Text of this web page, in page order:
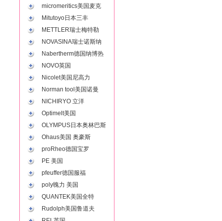
micromeritics美国麦克
Mitutoyo日本三丰
METTLER瑞士梅特勒
NOVASINA瑞士诺斯纳
Nabertherm德国纳博热
NOVO英国
Nicolet美国尼高力
Norman tool美国诺曼
NICHIRYO 立洋
Optimelt美国
OLYMPUS日本奥林巴斯
Ohaus美国 奥豪斯
proRheo德国宝罗
PE 美国
pfeuffer德国服福
poly魄力 美国
QUANTEK美国全特
Rudolph美国鲁道夫